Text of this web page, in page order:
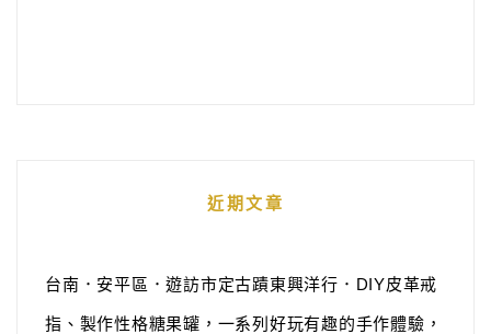
近期文章
台南．安平區．遊訪市定古蹟東興洋行．DIY皮革戒
指、製作性格糖果罐，一系列好玩有趣的手作體驗，